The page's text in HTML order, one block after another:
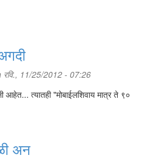
11/25/2012 - 07:26
त्यातही "मोबाईलशिवाय मात्र ते ९०
अन